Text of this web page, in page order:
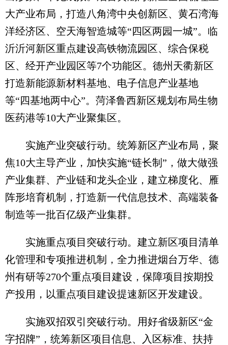
大产业布局，打造八角湾中央创新区、黄石湾海
洋经济区、空天海智造城等“四区两园一城”。临
沂沂河新区重点建设高铁物流园区、综合保税
区、经开产业园区等7个功能区。德州天衢新区
打造新能源新材料基地、电子信息产业基地
等“四基地两中心”。菏泽鲁西新区规划布局生物
医药港等10大产业聚集区。
实施产业突破行动。统筹新区产业布局，聚
焦10大主导产业，加快实施“链长制”，做大做强
产业集群、产业链和龙头企业，建立梯度化、雁
阵形培育机制，打造新一代信息技术、高端装备
制造等一批百亿级产业集群。
实施重点项目突破行动。建立新区项目清单
化管理和专项推进机制，全力推进烟台万华、德
州有研等270个重点项目建设，保障项目按期投
产投用，以重点项目建设提速新区开发建设。
实施双招双引突破行动。用好省级新区“金
字招牌”，统筹新区项目信息、入区标准、扶持